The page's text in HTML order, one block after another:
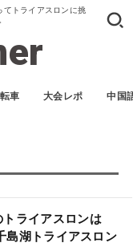
トライアスロンに挑
車 大会レポ 中国
ライアスロンは
島湖トライアスロン